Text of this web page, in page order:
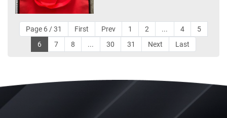
Page 6 / 31 First Prev 1 2 ... 4
5
6
7 8 ... 30 31 Next Last